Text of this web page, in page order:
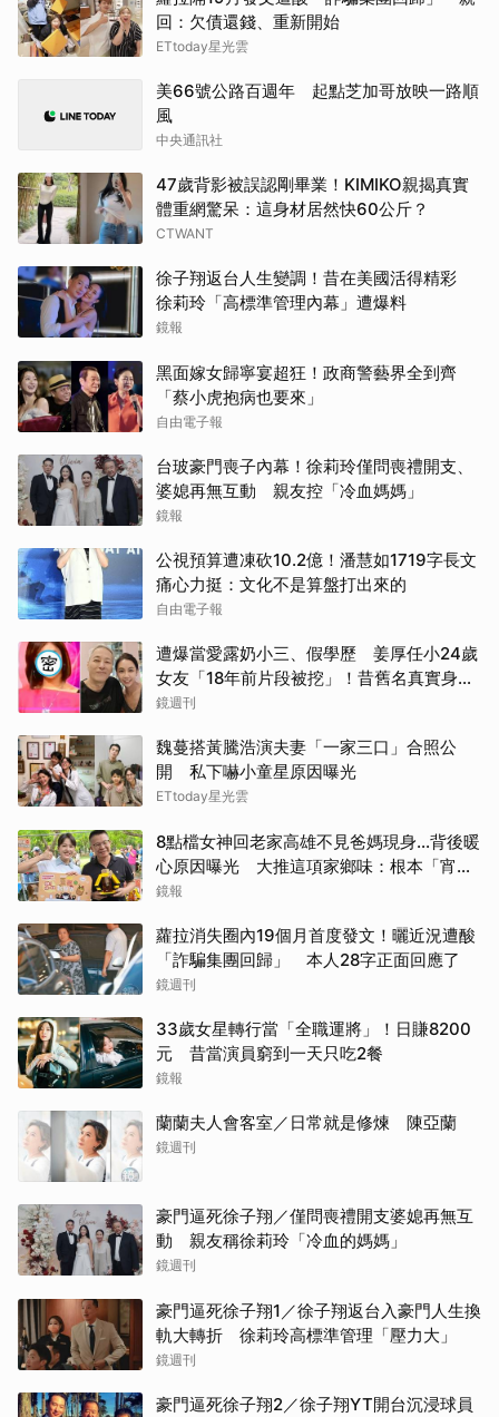
回：欠債還錢、重新開始
ETtoday星光雲
美66號公路百週年 起點芝加哥放映一路順
風
中央通訊社
47歲背影被誤認剛畢業！KIMIKO親揭真實
體重網驚呆：這身材居然快60公斤？
CTWANT
徐子翔返台人生變調！昔在美國活得精彩
徐莉玲「高標準管理內幕」遭爆料
鏡報
黑面嫁女歸寧宴超狂！政商警藝界全到齊
「蔡小虎抱病也要來」
自由電子報
台玻豪門喪子內幕！徐莉玲僅問喪禮開支、
婆媳再無互動 親友控「冷血媽媽」
鏡報
公視預算遭凍砍10.2億！潘慧如1719字長文
痛心力挺：文化不是算盤打出來的
自由電子報
遭爆當愛露奶小三、假學歷 姜厚任小24歲
女友「18年前片段被挖」！昔舊名真實身分
曝光
鏡週刊
魏蔓搭黃騰浩演夫妻「一家三口」合照公
開 私下嚇小童星原因曝光
ETtoday星光雲
8點檔女神回老家高雄不見爸媽現身...背後暖
心原因曝光 大推這項家鄉味：根本「宵夜
天花板」
鏡報
蘿拉消失圈內19個月首度發文！曬近況遭酸
「詐騙集團回歸」 本人28字正面回應了
鏡週刊
33歲女星轉行當「全職運將」！日賺8200
元 昔當演員窮到一天只吃2餐
鏡報
蘭蘭夫人會客室／日常就是修煉 陳亞蘭
鏡週刊
豪門逼死徐子翔／僅問喪禮開支婆媳再無互
動 親友稱徐莉玲「冷血的媽媽」
鏡週刊
豪門逼死徐子翔1／徐子翔返台入豪門人生換
軌大轉折 徐莉玲高標準管理「壓力大」
鏡週刊
豪門逼死徐子翔2／徐子翔YT開台沉浸球員